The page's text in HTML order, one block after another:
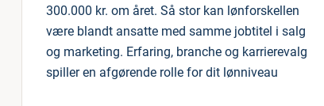
300.000 kr. om året. Så stor kan lønforskellen
være blandt ansatte med samme jobtitel i salg
og marketing. Erfaring, branche og karrierevalg
spiller en afgørende rolle for dit lønniveau